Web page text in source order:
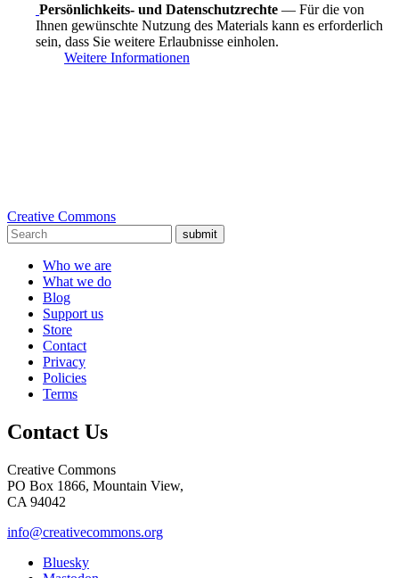
Persönlichkeits- und Datenschutzrechte — Für die von
Ihnen gewünschte Nutzung des Materials kann es erforderlich
sein, dass Sie weitere Erlaubnisse einholen.
Weitere Informationen
Creative Commons
submit
Who we are
What we do
Blog
Support us
Store
Contact
Privacy
Policies
Terms
Contact Us
Creative Commons
PO Box 1866, Mountain View,
CA 94042
info@creativecommons.org
Bluesky